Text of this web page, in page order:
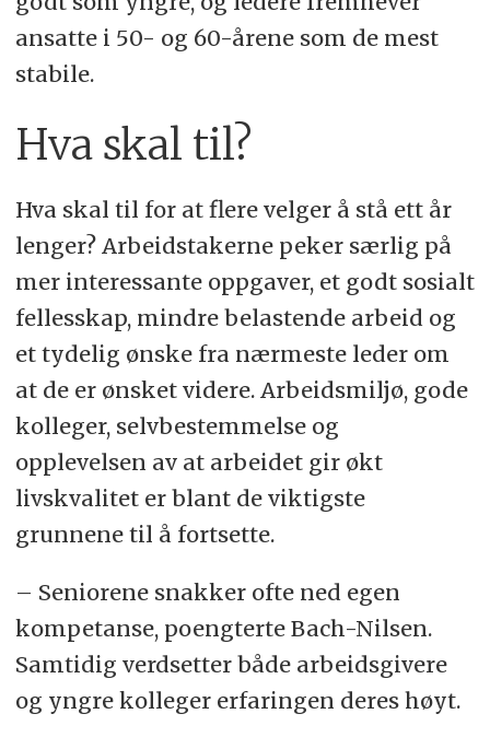
ansatte i 50- og 60-årene som de mest
stabile.
Hva skal til?
Hva skal til for at flere velger å stå ett år
lenger? Arbeidstakerne peker særlig på
mer interessante oppgaver, et godt sosialt
fellesskap, mindre belastende arbeid og
et tydelig ønske fra nærmeste leder om
at de er ønsket videre. Arbeidsmiljø, gode
kolleger, selvbestemmelse og
opplevelsen av at arbeidet gir økt
livskvalitet er blant de viktigste
grunnene til å fortsette.
– Seniorene snakker ofte ned egen
kompetanse, poengterte Bach-Nilsen.
Samtidig verdsetter både arbeidsgivere
og yngre kolleger erfaringen deres høyt.